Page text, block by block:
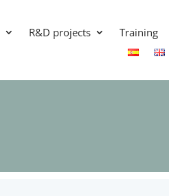
R&D projects Training